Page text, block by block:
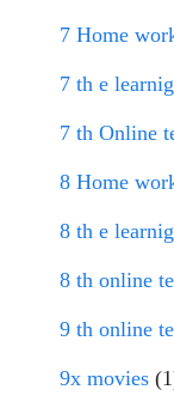
7 Home
7 th e
7 th Online
8 Home
8 th e
8 th online
9 th online
9x movies